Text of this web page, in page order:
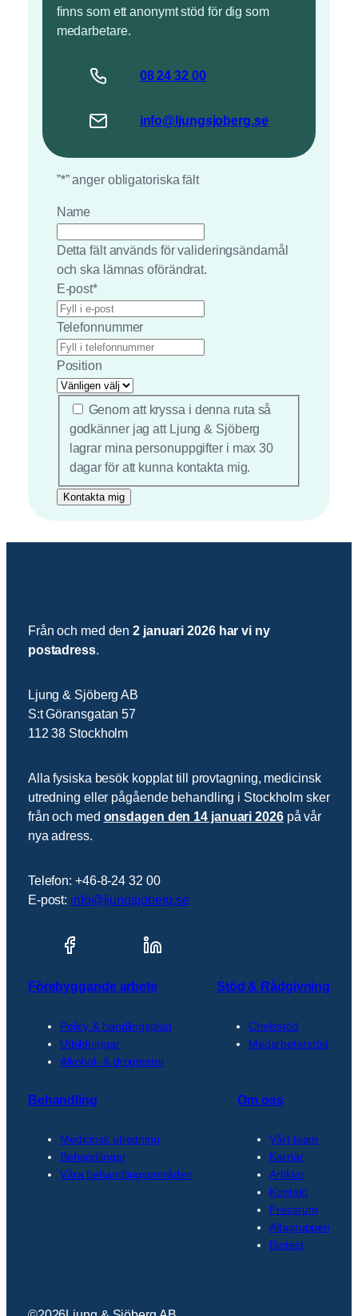
finns som ett anonymt stöd för dig som
medarbetare.
08 24 32 00
info@ljungsjoberg.se
”*” anger obligatoriska fält
Name
Detta fält används för valideringsändamål
och ska lämnas oförändrat.
E-post*
Telefonnummer
Position
*
Genom att kryssa i denna ruta så
godkänner jag att Ljung & Sjöberg
lagrar mina personuppgifter i max 30
dagar för att kunna kontakta mig.
Från och med den2 januari 2026 har vi ny
postadress.
Ljung & Sjöberg AB
S:t Göransgatan 57
112 38 Stockholm
Alla fysiska besök kopplat till provtagning, medicinsk
utredning eller pågående behandling i Stockholm sker
från och med onsdagen den 14 januari 2026på vår
nya adress.
Telefon: +46-8-24 32 00
E-post: info@ljungsjoberg.se
Förebyggande arbete
Policy & handlingsplan
Utbildningar
Alkohol- & drogtester
Stöd & Rådgivning
Chefsstöd
Medarbetarstöd
Behandling
Medicinsk utredning
Behandlingar
Våra behandlingsområden
Om oss
Vårt team
Karriär
Artiklar
Kontakt
Pressrum
Alfagruppen
Biotest